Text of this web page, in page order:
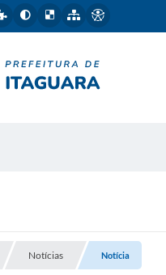
Notícias Notícia